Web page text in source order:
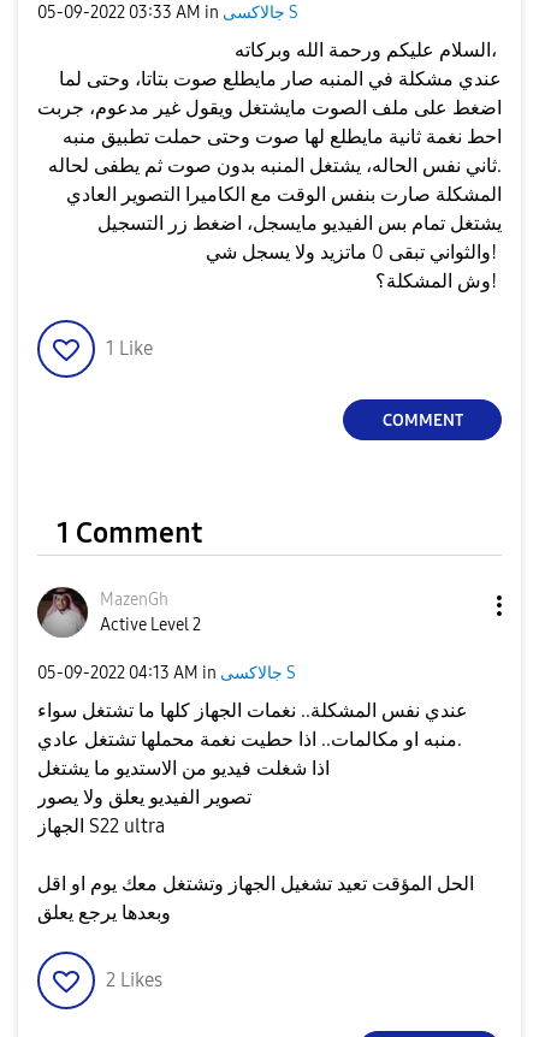
‎05-09-2022 03:33 AM in جالاكسى S
السلام عليكم ورحمة الله وبركاته،
عندي مشكلة في المنبه صار مايطلع صوت بتاتا، وحتى لما
اضغط على ملف الصوت مايشتغل ويقول غير مدعوم، جربت
احط نغمة ثانية مايطلع لها صوت وحتى حملت تطبيق منبه
ثاني نفس الحاله، يشتغل المنبه بدون صوت ثم يطفى لحاله.
المشكلة صارت بنفس الوقت مع الكاميرا التصوير العادي
يشتغل تمام بس الفيديو مايسجل، اضغط زر التسجيل
والثواني تبقى 0 ماتزيد ولا يسجل شي!
وش المشكلة؟!
1 Like
COMMENT
1 Comment
MazenGh
Active Level 2
‎05-09-2022 04:13 AM in جالاكسى S
عندي نفس المشكلة.. نغمات الجهاز كلها ما تشتغل سواء
منبه او مكالمات.. اذا حطيت نغمة محملها تشتغل عادي.
اذا شغلت فيديو من الاستديو ما يشتغل
تصوير الفيديو يعلق ولا يصور
الجهاز S22 ultra
الحل المؤقت تعيد تشغيل الجهاز وتشتغل معك يوم او اقل
وبعدها يرجع يعلق
2 Likes